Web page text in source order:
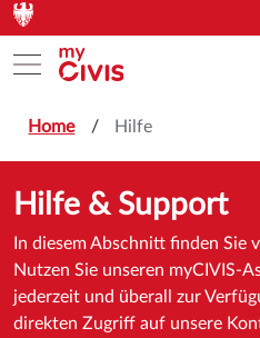
Zum Hauptinhalt springen
Zum Hauptinhalt springen
Toggle menu
Home Hilfe
Hilfe & Support
In diesem Abschnitt finden Sie
Nutzen Sie unseren myCIVIS-
jederzeit und überall zur
direkten Zugriff auf unsere